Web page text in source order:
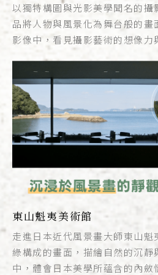
以獨特構圖與光影美學聞名的攝
品將人物與風景化為舞台般的畫
影像中，看見攝影藝術的想像力
東山魁夷美術館
走進日本近代風景畫大師東山
綠構成的畫面，描繪自然的沉靜
中，體會日本美學所蘊含的內斂